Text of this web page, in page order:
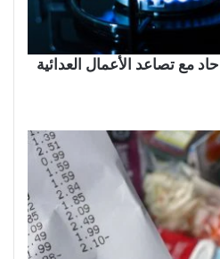
مع تصاعد الأعمال العدائية